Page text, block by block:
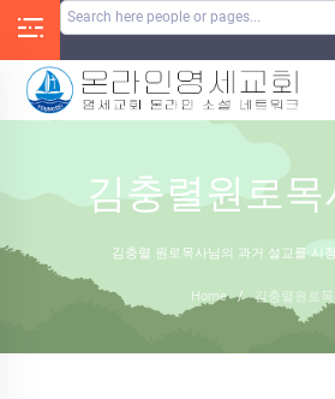
김충렬원로목
김충렬 원로목사님의 과거 설교를 시
Home / 김충렬원로